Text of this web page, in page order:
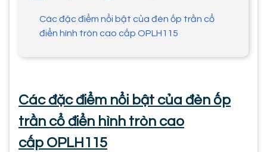
Các đặc điểm nổi bật của đèn ốp trần cổ
điển hình tròn cao cấp OPLH115
Các đặc điểm nổi bật của đèn ốp
trần cổ điển hình tròn cao
cấp OPLH115